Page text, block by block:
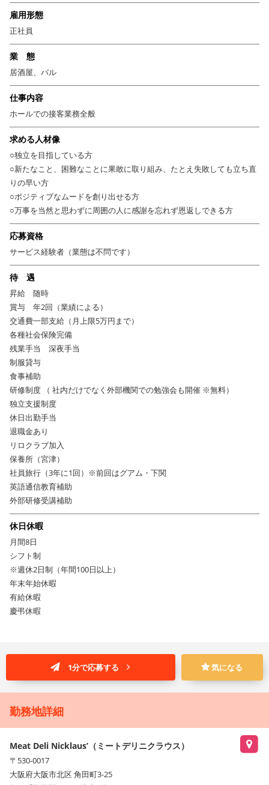
盤のもと、飲食経験を活かして食肉業界の新しい未来を切り開く一員とし
て活躍しませんか？
そのほか…
□週休2日制（年間休日100日以上）
□高水準の給与
□新規プロジェクトだからこその早期キャリアアップetc
雇用形態
正社員
業 態
居酒屋、バル
仕事内容
ホールでの接客業務全般
求める人材像
○独立を目指している方
○新たなこと、困難なことに果敢に取り組み、たとえ失敗しても立ち直
りの早い方
○ポジティブなムードを創り出せる方
○万事を当然と思わずに周囲の人に感謝を忘れず恩返しできる方
応募資格
サービス経験者（業態は不問です）
待 遇
昇給 随時
賞与 年2回（業績による）
交通費一部支給（月上限5万円まで）
各種社会保険完備
残業手当 深夜手当
制服貸与
食事補助
研修制度 （ 社内だけでなく外部機関での勉強会も開催 ※無料）
独立支援制度
休日出勤手当
退職金あり
リロクラブ加入
保養所（宮津）
社員旅行（3年に1回）※前回はグアム・下関
英語通信教育補助
外部研修受講補助
休日休暇
月間8日
シフト制
※週休2日制（年間100日以上）
年末年始休暇
有給休暇
慶弔休暇
1分で応募する 気になる
勤務地詳細
Meat Deli Nicklaus’（ミートデリニクラウス）
〒530-0017
大阪府大阪市北区 角田町3-25